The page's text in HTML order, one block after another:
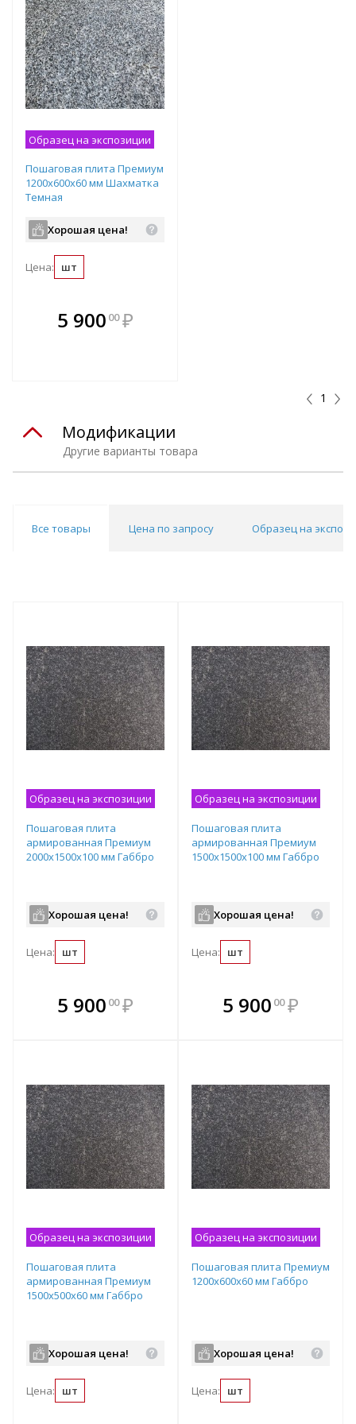
Образец на экспозиции
Пошаговая плита Премиум
1200х600х60 мм Шахматка
Темная
Хорошая цена!
Цена: шт
5 900 00 ₽
1
Другие варианты товара
Модификации
Все товары Цена по запросу Образец на
Образец на экспозиции
Пошаговая плита
армированная Премиум
2000х1500х100 мм Габбро
Хорошая цена!
Цена: шт
5 900 00 ₽
В комплекте
всегда выгоднее!
Образец на экспозиции
Пошаговая плита
армированная Премиум
1500х1500х100 мм Габбро
Хорошая цена!
Цена: шт
В комплекте
всегда выгоднее!
5 900 00 ₽
Образец на экспозиции
Пошаговая плита
армированная Премиум
1500х500х60 мм Габбро
Хорошая цена!
Цена: шт
Образец на экспозиции
Пошаговая плита Премиум
1200х600х60 мм Габбро
Хорошая цена!
Цена: шт